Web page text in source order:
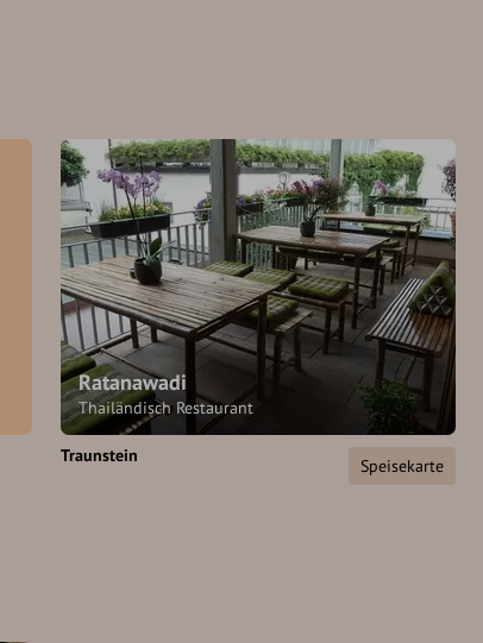
Ratanawadi
Thailändisch Restaurant
Traunstein Speisekarte